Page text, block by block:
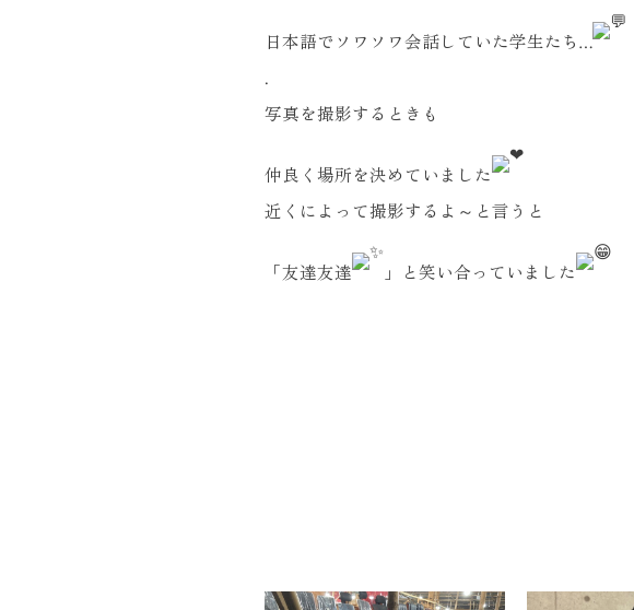
日本語でソワソワ会話していた学生たち…
.
写真を撮影するときも
仲良く場所を決めていました
近くによって撮影するよ～と言うと
「友達友達 」と笑い合っていました